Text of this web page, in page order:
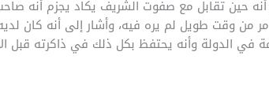
حين تقابل مع صفوت الشريف يكاد يجزم أنه
من وقت طويل لم يره فيه، وأشار إلى أنه كان
في الدولة وأنه يحتفظ بكل ذلك في ذاكرته قبل